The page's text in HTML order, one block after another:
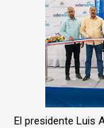
El presidente Luis